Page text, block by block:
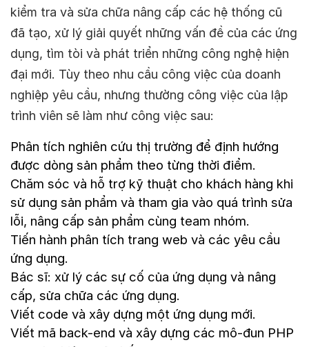
kiểm tra và sửa chữa nâng cấp các hệ thống cũ
đã tạo, xử lý giải quyết những vấn đề của các ứng
dụng, tìm tòi và phát triển những công nghệ hiện
đại mới. Tùy theo nhu cầu công việc của doanh
nghiệp yêu cầu, nhưng thường công việc của lập
trình viên sẽ làm như công việc sau:
Phân tích nghiên cứu thị trường để định hướng
được dòng sản phẩm theo từng thời điểm.
Chăm sóc và hỗ trợ kỹ thuật cho khách hàng khi
sử dụng sản phẩm và tham gia vào quá trình sửa
lỗi, nâng cấp sản phẩm cùng team nhóm.
Tiến hành phân tích trang web và các yêu cầu
ứng dụng.
Bác sĩ: xử lý các sự cố của ứng dụng và nâng
cấp, sửa chữa các ứng dụng.
Viết code và xây dựng một ứng dụng mới.
Viết mã back-end và xây dựng các mô-đun PHP